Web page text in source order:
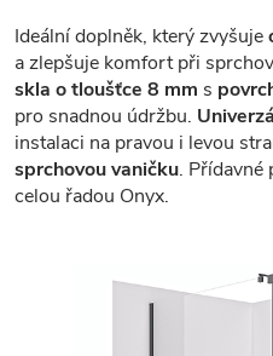
Ideální doplněk, který zvyšuje
a zlepšuje komfort při
skla o tloušťce 8 mm s
pro snadnou údržbu.
instalaci na pravou i levou
sprchovou vaničku. Přídavné
celou řadou Onyx.